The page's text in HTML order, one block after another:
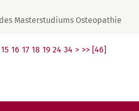
Masterstudiums Osteopathie
15 16 17 18 19 24 34 > >> [46]